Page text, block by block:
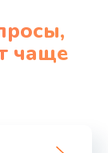
чаще